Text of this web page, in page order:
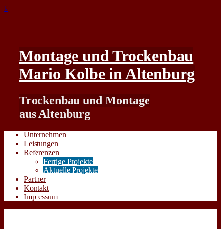
↓
Montage und Trockenbau
Mario Kolbe in Altenburg
Trockenbau und Montage
aus Altenburg
Unternehmen
Leistungen
Referenzen
Fertige Projekte
Aktuelle Projekte
Partner
Kontakt
Impressum